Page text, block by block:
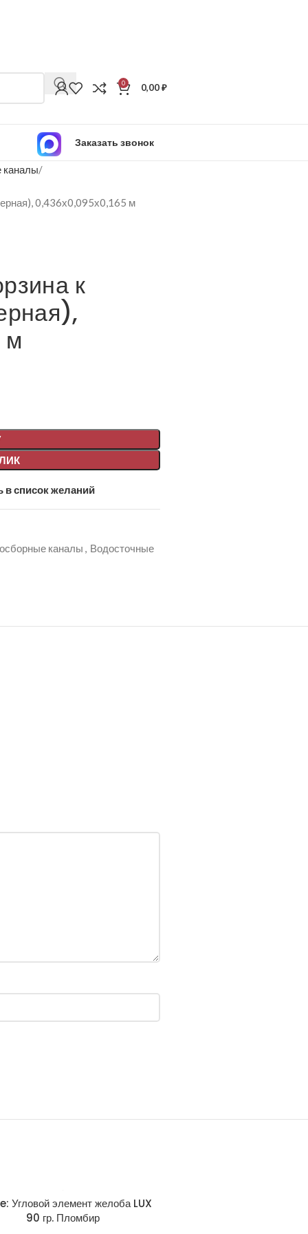
0 0,00₽
Заказать звонок
каналы
0,436х0,095х0,165 м
к
м
в список желаний
каналы , Водосточные
Угловой элемент желоба LUX
90 гр. Пломбир